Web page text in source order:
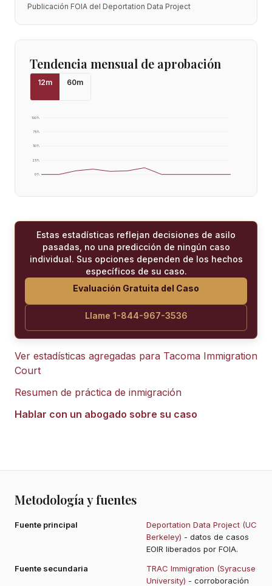
Publicación FOIA del Deportation Data Project
Tendencia mensual de aprobación
12m 60m
0%
25%
50%
75%
100%
Estas estadísticas reflejan decisiones de asilo
pasadas, no una predicción de ningún caso
individual. Sus opciones dependen de los hechos
específicos de su caso.
Evaluación Gratuita del Caso
Llame 1-844-967-3536
Ver estadísticas agregadas para Tacoma Immigration
Court
Resumen de práctica de inmigración
Hablar con un abogado sobre su caso
Metodología y fuentes
Fuente principal
Deportation Data Project (UC
Berkeley) - datos de casos
EOIR liberados por FOIA.
Fuente secundaria
TRAC Immigration (Syracuse
University) - corroboración